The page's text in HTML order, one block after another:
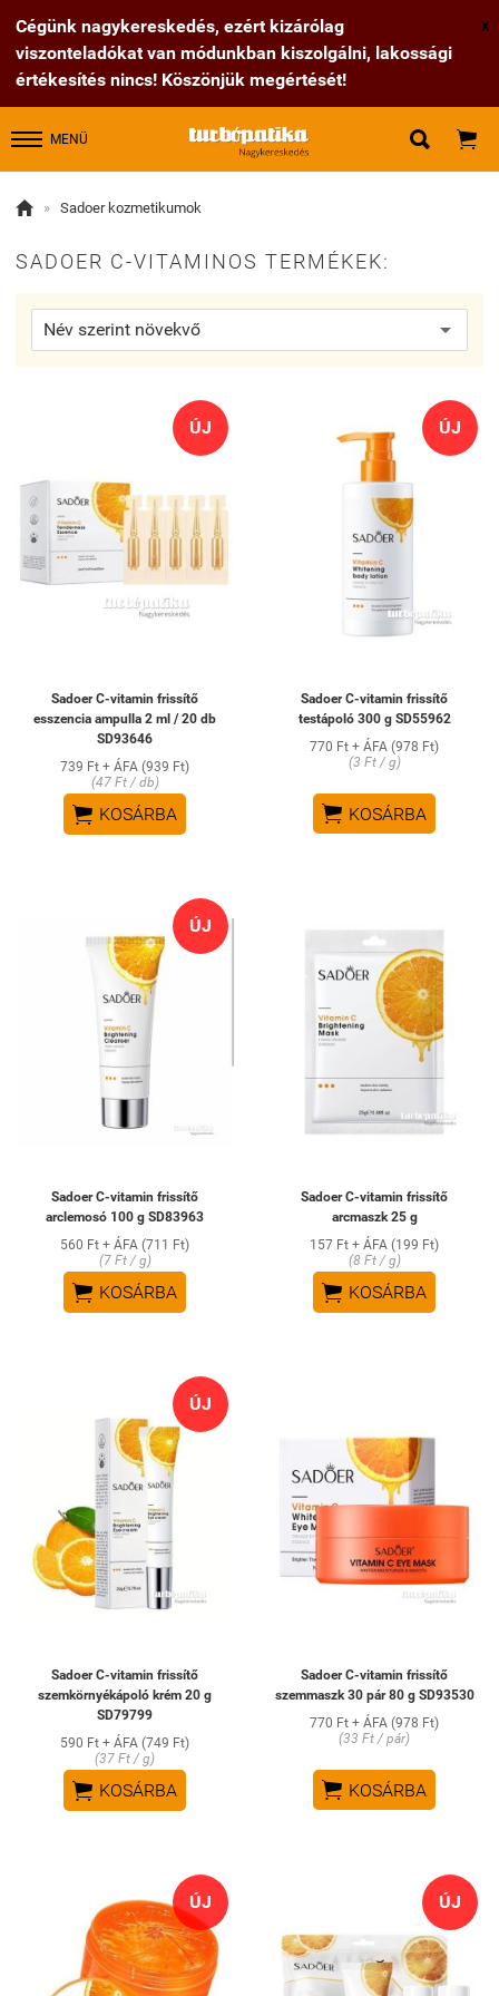
Cégünk nagykereskedés, ezért kizárólag
viszonteladókat van módunkban kiszolgálni, lakossági
értékesítés nincs! Köszönjük megértését!
X
MENÜ  
 » Sadoer kozmetikumok
SADOER C-VITAMINOS TERMÉKEK:
ÚJ
Sadoer C-vitamin frissítő
esszencia ampulla 2 ml / 20 db
SD93646
739 Ft + ÁFA (939 Ft)
(47 Ft / db)
 KOSÁRBA
ÚJ
Sadoer C-vitamin frissítő
testápoló 300 g SD55962
770 Ft + ÁFA (978 Ft)
(3 Ft / g)
 KOSÁRBA
ÚJ
Sadoer C-vitamin frissítő
arclemosó 100 g SD83963
560 Ft + ÁFA (711 Ft)
(7 Ft / g)
 KOSÁRBA
Sadoer C-vitamin frissítő
arcmaszk 25 g
157 Ft + ÁFA (199 Ft)
(8 Ft / g)
 KOSÁRBA
ÚJ
Sadoer C-vitamin frissítő
szemkörnyékápoló krém 20 g
SD79799
590 Ft + ÁFA (749 Ft)
(37 Ft / g)
 KOSÁRBA
Sadoer C-vitamin frissítő
szemmaszk 30 pár 80 g SD93530
770 Ft + ÁFA (978 Ft)
(33 Ft / pár)
 KOSÁRBA
ÚJ ÚJ